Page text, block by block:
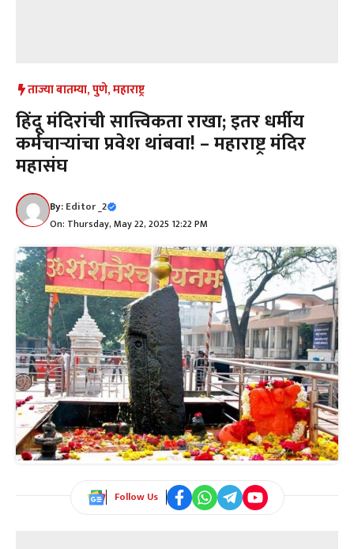
ताज्या बातम्या,पुणे,महाराष्ट्र
हिंदू मंदिरांची सात्त्विकता राखा; इतर धर्मीय
कर्मचाऱ्यांचा प्रवेश थांबवा! – महाराष्ट्र मंदिर
महासंघ
By:Editor _2
On: Thursday, May 22, 2025 12:22 PM
Follow Us